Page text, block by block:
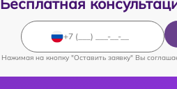
Нажимая на кнопку "Оставить заявку" Вы